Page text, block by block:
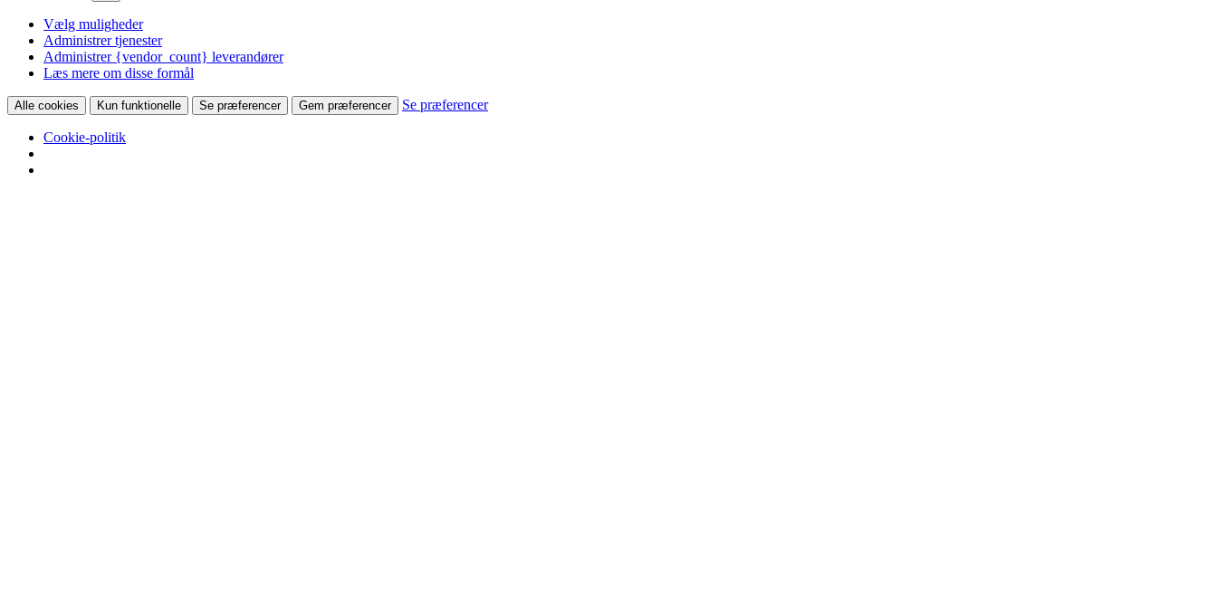
Vælg muligheder
Administrer tjenester
Administrer {vendor_count} leverandører
Læs mere om disse formål
Alle cookies Kun funktionelle Se præferencer Gem præferencer Se præferencer
Cookie-politik